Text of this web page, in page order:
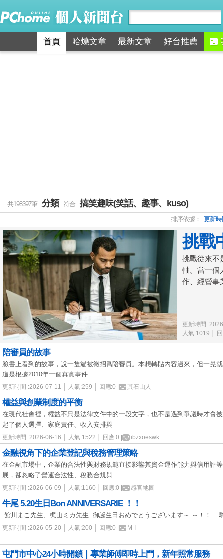
首頁 哈燒文章 最新文章 好台推薦
共198397筆 分類 符合 搞笑趣味(笑話、趣事、kuso)
排序依據： 更新
挑戰
挑戰從來不
軸。當一個
作、經營事
更新時間
人氣:1019 │
陪審員的故事
臉書上看到的故事，說一隻貓被徵招爲陪審員。本想轉貼內容過來，但一晃
這是根據2010年一個真實事件
更新時間 :2026-07-11 │ 人氣:259 │ 回應:0 | 其石山人
權益與創業制度的平衡
在現代社會裡，權益不只是法律文件中的一段文字，也不是遇到爭議時才會
起了個人選擇、家庭責任、收入安排與
更新時間 :2026-06-16 │ 人氣:1522 │ 回應:0 | ibzxoeswk
金融視角下的企業登記與稅務管理策略
在金融市場中，企業的合法性與財務規範直接影響其資金運作能力與信用評
展，卻忽略了營運合法性、稅務合規與
更新時間 :2026-06-09 │ 人氣:1160 │ 回應:0 | 感官地圖
牛尾 5.20生日Bon ANNIVERSARIE ！！
館川まこ先生、梶山ミカ先生 御誕生日おめでとうございます～ ～！！
更新時間 :2026-05-20 │ 人氣:200 │ 回應:0 | M-I
屯門市中心24小時開鎖｜專業師傅即時上門，新年照常服務